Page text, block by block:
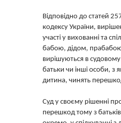
Відповідно до статей
кодексу України,
участі у вихованні та
бабою, дідом,
вирішуються в
батьки чи інші особи, з
дитина, чинять
Суд у своєму рішенні
перешкод тому з